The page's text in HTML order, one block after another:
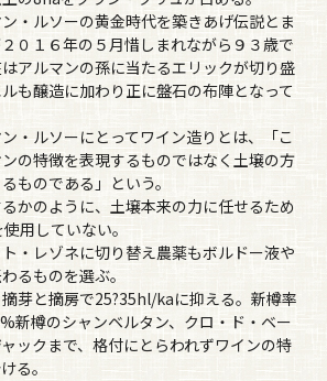
・ルソーの黄金時代を築きあげ伝説とま
０１６年の５月惜しまれながら９３歳で
アルマンの孫に当たるエリックが切り盛
も醸造に加わり正に盤石の布陣となって
・ルソーにとってワイン造りとは、「こ
の特徴を表現するものではなく土壌の方
ものである」という。
かのように、土壌本来の力に任せるため
用していない。
・レゾネに切り替え農薬もボルドー液や
るものを選ぶ。
芽と摘房で25?35hl/kaに抑える。新樽率
新樽のシャンベルタン、クロ・ド・ベー
ックまで、格付にとらわれずワインの特
る。